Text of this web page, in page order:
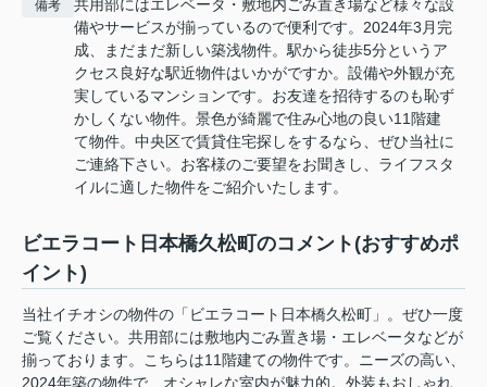
備考
共用部にはエレベータ・敷地内ごみ置き場など様々な設
備やサービスが揃っているので便利です。2024年3月完
成、まだまだ新しい築浅物件。駅から徒歩5分というア
クセス良好な駅近物件はいかがですか。設備や外観が充
実しているマンションです。お友達を招待するのも恥ず
かしくない物件。景色が綺麗で住み心地の良い11階建
て物件。中央区で賃貸住宅探しをするなら、ぜひ当社に
ご連絡下さい。お客様のご要望をお聞きし、ライフスタ
イルに適した物件をご紹介いたします。
ビエラコート日本橋久松町のコメント(おすすめポ
イント)
当社イチオシの物件の「ビエラコート日本橋久松町」。ぜひ一度
ご覧ください。共用部には敷地内ごみ置き場・エレベータなどが
揃っております。こちらは11階建ての物件です。ニーズの高い、
2024年築の物件で、オシャレな室内が魅力的。外装もおしゃれ